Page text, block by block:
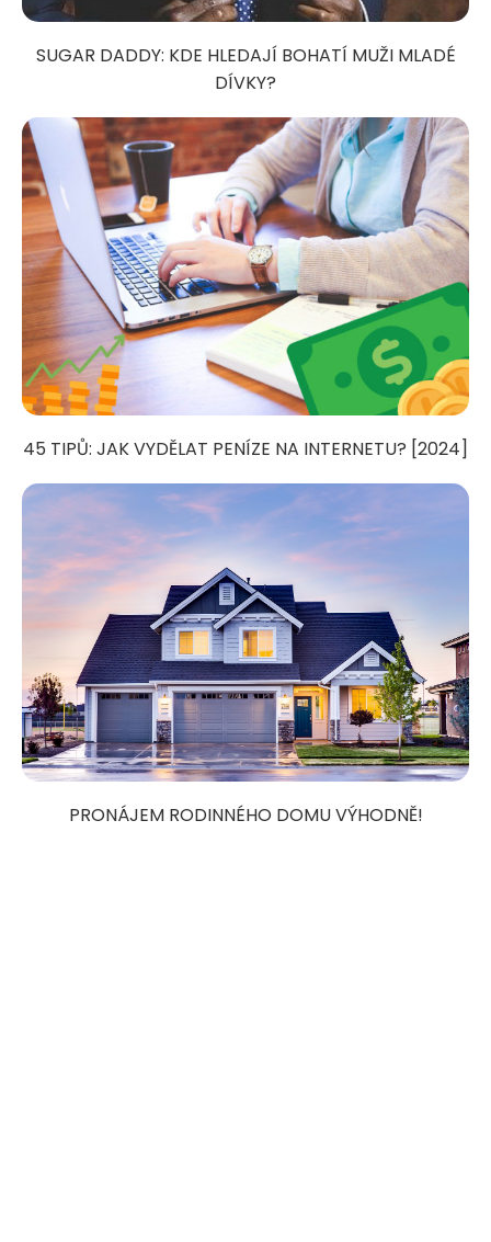
SUGAR DADDY: KDE HLEDAJÍ BOHATÍ MUŽI MLADÉ
DÍVKY?
45 TIPŮ: JAK VYDĚLAT PENÍZE NA INTERNETU? [2024]
PRONÁJEM RODINNÉHO DOMU VÝHODNĚ!